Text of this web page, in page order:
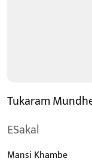
Tukaram
ESakal
Mansi Khambe